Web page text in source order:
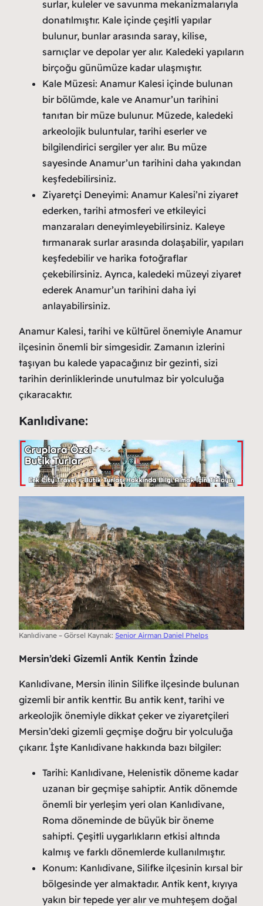
surlar, kuleler ve savunma mekanizmalarıyla
donatılmıştır. Kale içinde çeşitli yapılar
bulunur, bunlar arasında saray, kilise,
sarnıçlar ve depolar yer alır. Kaledeki yapıların
birçoğu günümüze kadar ulaşmıştır.
Kale Müzesi: Anamur Kalesi içinde bulunan
bir bölümde, kale ve Anamur’un tarihini
tanıtan bir müze bulunur. Müzede, kaledeki
arkeolojik buluntular, tarihi eserler ve
bilgilendirici sergiler yer alır. Bu müze
sayesinde Anamur’un tarihini daha yakından
keşfedebilirsiniz.
Ziyaretçi Deneyimi: Anamur Kalesi’ni ziyaret
ederken, tarihi atmosferi ve etkileyici
manzaraları deneyimleyebilirsiniz. Kaleye
tırmanarak surlar arasında dolaşabilir, yapıları
keşfedebilir ve harika fotoğraflar
çekebilirsiniz. Ayrıca, kaledeki müzeyi ziyaret
ederek Anamur’un tarihini daha iyi
anlayabilirsiniz.
Anamur Kalesi, tarihi ve kültürel önemiyle Anamur
ilçesinin önemli bir simgesidir. Zamanın izlerini
taşıyan bu kalede yapacağınız bir gezinti, sizi
tarihin derinliklerinde unutulmaz bir yolculuğa
çıkaracaktır.
Kanlıdivane:
Kanlıdivane – Görsel Kaynak: Senior Airman Daniel Phelps
Mersin’deki Gizemli Antik Kentin İzinde
Kanlıdivane, Mersin ilinin Silifke ilçesinde bulunan
gizemli bir antik kenttir. Bu antik kent, tarihi ve
arkeolojik önemiyle dikkat çeker ve ziyaretçileri
Mersin’deki gizemli geçmişe doğru bir yolculuğa
çıkarır. İşte Kanlıdivane hakkında bazı bilgiler:
Tarihi: Kanlıdivane, Helenistik döneme kadar
uzanan bir geçmişe sahiptir. Antik dönemde
önemli bir yerleşim yeri olan Kanlıdivane,
Roma döneminde de büyük bir öneme
sahipti. Çeşitli uygarlıkların etkisi altında
kalmış ve farklı dönemlerde kullanılmıştır.
Konum: Kanlıdivane, Silifke ilçesinin kırsal bir
bölgesinde yer almaktadır. Antik kent, kıyıya
yakın bir tepede yer alır ve muhteşem doğal